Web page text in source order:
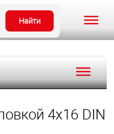
Найти
4х16 DIN